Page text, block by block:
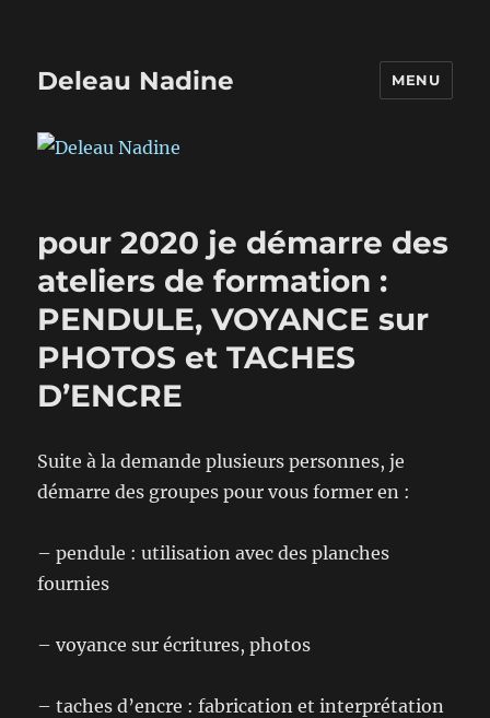
Deleau Nadine MENU
pour 2020 je démarre des
ateliers de formation :
PENDULE, VOYANCE sur
PHOTOS et TACHES
D’ENCRE
Suite à la demande plusieurs personnes, je
démarre des groupes pour vous former en :
– pendule : utilisation avec des planches
fournies
– voyance sur écritures, photos
– taches d’encre : fabrication et interprétation